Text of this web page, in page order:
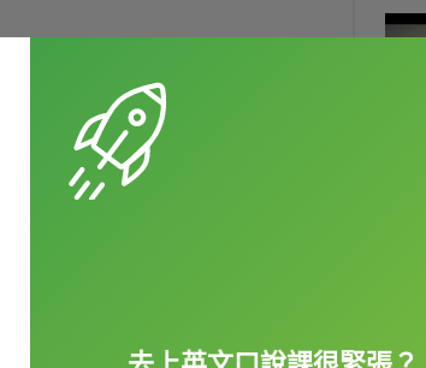
的生日派
常說的「真
昨晚跟我求